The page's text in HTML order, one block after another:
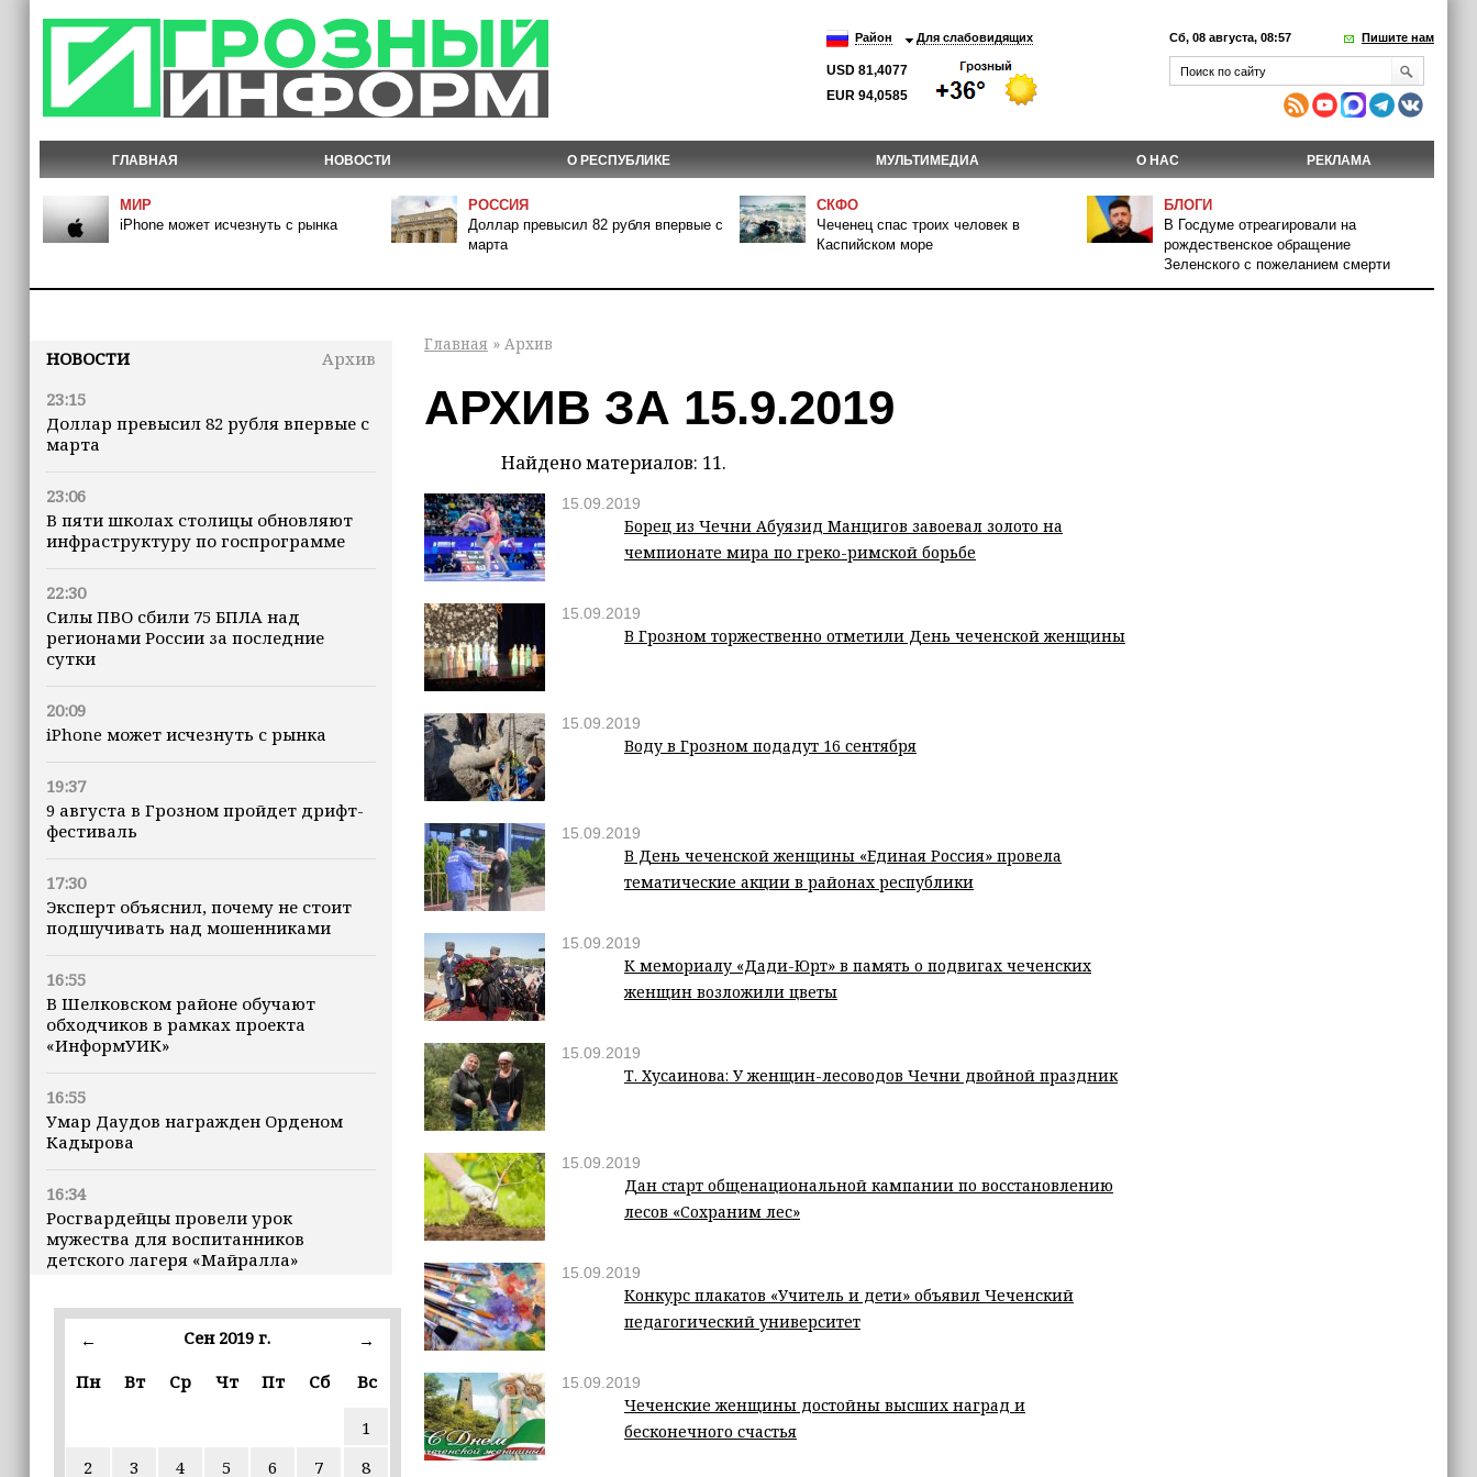
Район Для слабовидящих
USD 81,4077
EUR 94,0585
Сб, 08 августа, 08:57 Пишите нам
ГЛАВНАЯ НОВОСТИ О РЕСПУБЛИКЕ МУЛЬТИМЕДИА О НАС РЕКЛАМА
МИР
iPhone может исчезнуть с рынка
РОССИЯ
Доллар превысил 82 рубля впервые с
марта
СКФО
Чеченец спас троих человек в
Каспийском море
БЛОГИ
В Госдуме отреагировали на
рождественское обращение
Зеленского с пожеланием смерти
НОВОСТИ
Архив
23:15
Доллар превысил 82 рубля впервые с
марта
23:06
В пяти школах столицы обновляют
инфраструктуру по госпрограмме
22:30
Силы ПВО сбили 75 БПЛА над
регионами России за последние
сутки
20:09
iPhone может исчезнуть с рынка
19:37
9 августа в Грозном пройдет дрифт-
фестиваль
17:30
Эксперт объяснил, почему не стоит
подшучивать над мошенниками
16:55
В Шелковском районе обучают
обходчиков в рамках проекта
«ИнформУИК»
16:55
Умар Даудов награжден Орденом
Кадырова
16:34
Росгвардейцы провели урок
мужества для воспитанников
детского лагеря «Майралла»
16:30
Дмитрий Чернышенко: Внутренний
въездной — на 20,1%
← Сен 2019 г.
→
Пн
Вт Ср Чт Пт Сб Вс
1
2
3 4 5 6 7 8
Главная » Архив
АРХИВ ЗА 15.9.2019
Найдено материалов: 11.
15.09.2019
Борец из Чечни Абуязид Манцигов завоевал золото на
чемпионате мира по греко-римской борьбе
15.09.2019
В Грозном торжественно отметили День чеченской женщины
15.09.2019
Воду в Грозном подадут 16 сентября
15.09.2019
В День чеченской женщины «Единая Россия» провела
тематические акции в районах республики
15.09.2019
К мемориалу «Дади-Юрт» в память о подвигах чеченских
женщин возложили цветы
15.09.2019
Т. Хусаинова: У женщин-лесоводов Чечни двойной праздник
15.09.2019
Дан старт общенациональной кампании по восстановлению
лесов «Сохраним лес»
15.09.2019
Конкурс плакатов «Учитель и дети» объявил Чеченский
педагогический университет
15.09.2019
Чеченские женщины достойны высших наград и
бесконечного счастья